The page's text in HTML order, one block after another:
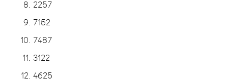
2257
7152
7487
3122
4625